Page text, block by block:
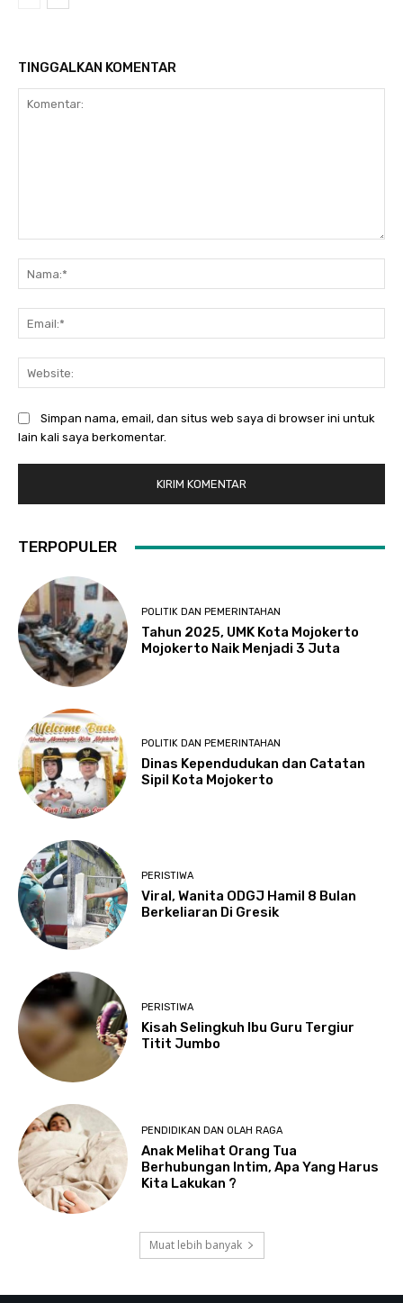
TINGGALKAN KOMENTAR
Simpan nama, email, dan situs web saya di browser ini untuk
lain kali saya berkomentar.
TERPOPULER
POLITIK DAN PEMERINTAHAN
Tahun 2025, UMK Kota Mojokerto
Mojokerto Naik Menjadi 3 Juta
POLITIK DAN PEMERINTAHAN
Dinas Kependudukan dan Catatan
Sipil Kota Mojokerto
PERISTIWA
Viral, Wanita ODGJ Hamil 8 Bulan
Berkeliaran Di Gresik
PERISTIWA
Kisah Selingkuh Ibu Guru Tergiur
Titit Jumbo
PENDIDIKAN DAN OLAH RAGA
Anak Melihat Orang Tua
Berhubungan Intim, Apa Yang Harus
Kita Lakukan ?
Muat lebih banyak